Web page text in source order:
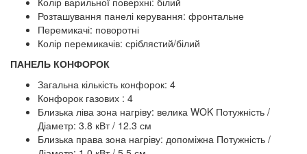
Розташування панелі керування: фронтальне
Перемикачі: поворотні
Колір перемикачів: сріблястий/білий
ПАНЕЛЬ КОНФОРОК
Загальна кількість конфорок: 4
Конфорок газових : 4
Близька ліва зона нагріву: велика WOK Потужність /
Діаметр: 3.8 кВт / 12.3 см
Близька права зона нагріву: допоміжна Потужність /